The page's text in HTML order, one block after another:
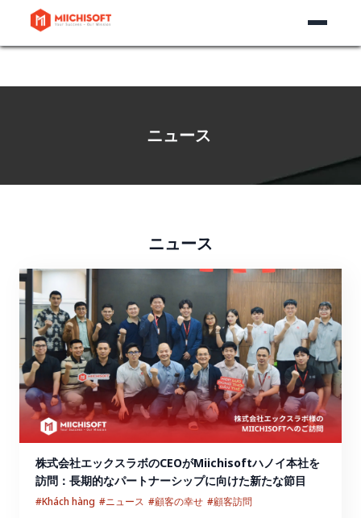
ニュース​
ニュース
株式会社エックスラボのCEOがMiichisoftハノイ本社を
訪問：長期的なパートナーシップに向けた新たな節目
#Khách hàng #ニュース #顧客の幸せ #顧客訪問